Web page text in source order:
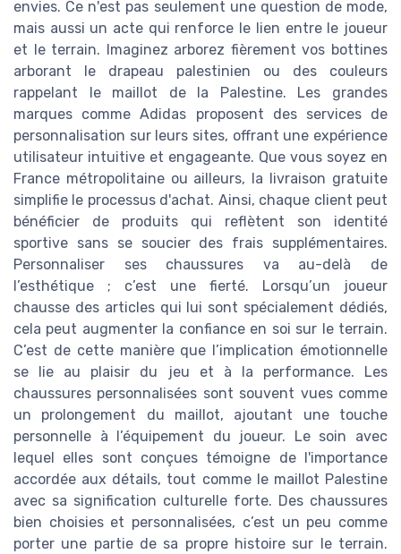
envies. Ce n'est pas seulement une question de mode,
mais aussi un acte qui renforce le lien entre le joueur
et le terrain. Imaginez arborez fièrement vos bottines
arborant le drapeau palestinien ou des couleurs
rappelant le maillot de la Palestine. Les grandes
marques comme Adidas proposent des services de
personnalisation sur leurs sites, offrant une expérience
utilisateur intuitive et engageante. Que vous soyez en
France métropolitaine ou ailleurs, la livraison gratuite
simplifie le processus d'achat. Ainsi, chaque client peut
bénéficier de produits qui reflètent son identité
sportive sans se soucier des frais supplémentaires.
Personnaliser ses chaussures va au-delà de
l’esthétique ; c’est une fierté. Lorsqu’un joueur
chausse des articles qui lui sont spécialement dédiés,
cela peut augmenter la confiance en soi sur le terrain.
C’est de cette manière que l’implication émotionnelle
se lie au plaisir du jeu et à la performance. Les
chaussures personnalisées sont souvent vues comme
un prolongement du maillot, ajoutant une touche
personnelle à l’équipement du joueur. Le soin avec
lequel elles sont conçues témoigne de l'importance
accordée aux détails, tout comme le maillot Palestine
avec sa signification culturelle forte. Des chaussures
bien choisies et personnalisées, c’est un peu comme
porter une partie de sa propre histoire sur le terrain.